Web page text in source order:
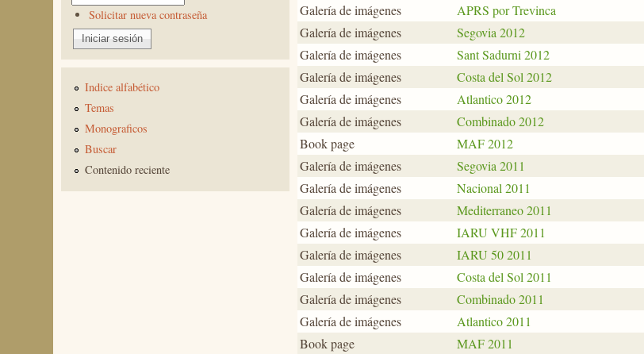
Galería de imágenes
APRS por Trevinca
Galería de imágenes
Segovia 2012
Galería de imágenes
Sant Sadurni 2012
Galería de imágenes
Costa del Sol 2012
Galería de imágenes
Atlantico 2012
Galería de imágenes
Combinado 2012
Book page
MAF 2012
Galería de imágenes
Segovia 2011
Galería de imágenes
Nacional 2011
Galería de imágenes
Mediterraneo 2011
Galería de imágenes
IARU VHF 2011
Galería de imágenes
IARU 50 2011
Galería de imágenes
Costa del Sol 2011
Galería de imágenes
Combinado 2011
Galería de imágenes
Atlantico 2011
Book page
MAF 2011
Solicitar nueva contraseña
Indice alfabético
Temas
Monograficos
Buscar
Contenido reciente